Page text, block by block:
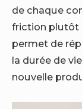
de chaque
friction plutôt
permet de
la durée de
nouvelle